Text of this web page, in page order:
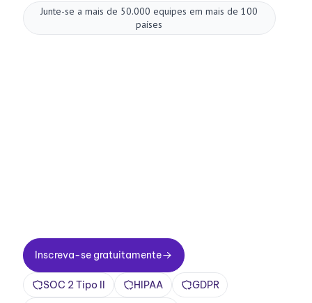
Junte-se a mais de 50.000 equipes em mais de 100
países
Inscreva-se gratuitamente
Inscreva-se gratuitamente
SOC 2 Tipo II HIPAA GDPR